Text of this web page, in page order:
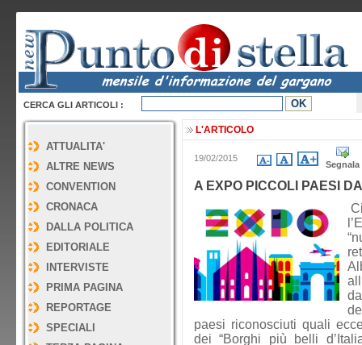
CERCA GLI ARTICOLI :
ATTUALITA'
ALTRE NEWS
CONVENTION
CRONACA
DALLA POLITICA
EDITORIALE
INTERVISTE
PRIMA PAGINA
REPORTAGE
SPECIALI
L'ARTICOLO
19/02/2015
Segnala
A EXPO PICCOLI PAESI
paesi riconosciuti quali
dei “Borghi più belli